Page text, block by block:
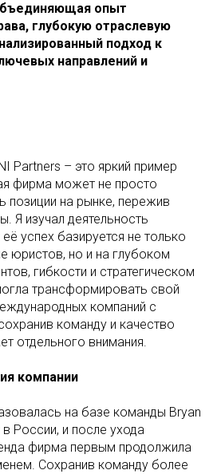
опыт
глубокую отраслевую
подход к
направлений и
Partners – это яркий пример
фирма может не просто
позиции на рынке, пережив
Я изучал деятельность
успех базируется не только
юристов, но и на глубоком
гибкости и стратегическом
трансформировать свой
компаний с
команду и качество
отдельного внимания.
компании
на базе команды Bryan
России, и после ухода
фирма первым продолжила
Сохранив команду более